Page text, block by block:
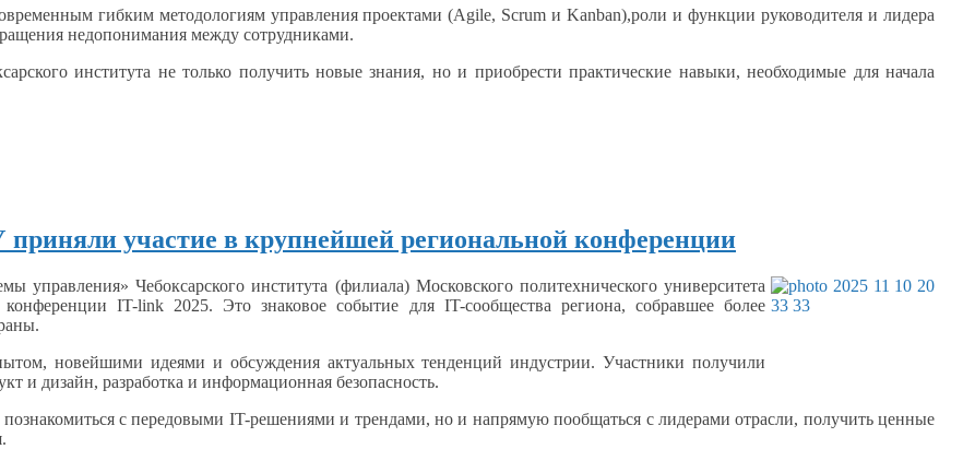
гибким методологиям управления проектами (Agile, Scrumи Kanban),роли и функции руководителяи лидера
недопонимания между сотрудниками.
института не только получить новые знания, нои приобрести практические навыки, необходимые для начала
участие в крупнейшей региональной конференции
управления» Чебоксарского института (филиала) Московского политехнического университета
конференции IT-link2025. Это знаковое событие для IT-сообщества региона, собравшее более
новейшими идеями и обсужденияактуальных тенденций индустрии. Участники получили
и дизайн, разработка и информационная безопасность.
познакомитьсяс передовыми IT-решениямии трендами, нои напрямуюпообщаться с лидерами отрасли, получить ценные